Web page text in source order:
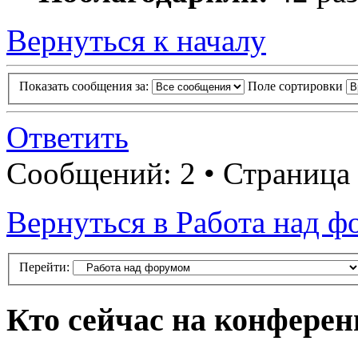
Вернуться к началу
Показать сообщения за: Поле сортировки
Ответить
Сообщений: 2 • Страница
Вернуться в Работа над
Перейти:
Кто сейчас на